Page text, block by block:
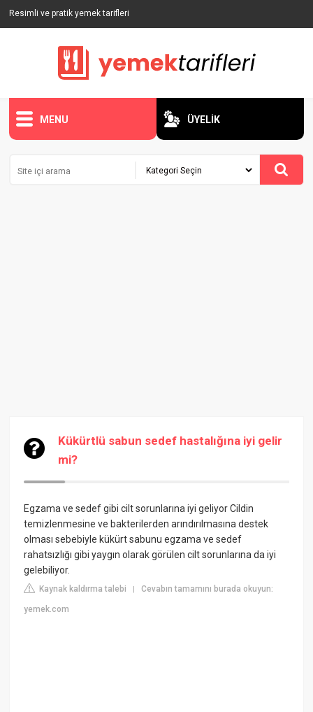
Resimli ve pratik yemek tarifleri
MENU ÜYELİK
Kükürtlü sabun sedef hastalığına iyi gelir
mi?
Egzama ve sedef gibi cilt sorunlarına iyi geliyorCildin
temizlenmesine ve bakterilerden arındırılmasına destek
olması sebebiyle kükürt sabunu egzama ve sedef
rahatsızlığı gibi yaygın olarak görülen cilt sorunlarına da iyi
gelebiliyor.
Kaynak kaldırma talebi |Cevabın tamamını burada okuyun:
yemek.com